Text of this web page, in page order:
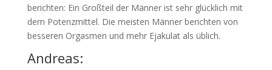
berichten: Ein Großteil der Männer ist sehr glücklich mit
dem Potenzmittel. Die meisten Männer berichten von
besseren Orgasmen und mehr Ejakulat als üblich.
Andreas: